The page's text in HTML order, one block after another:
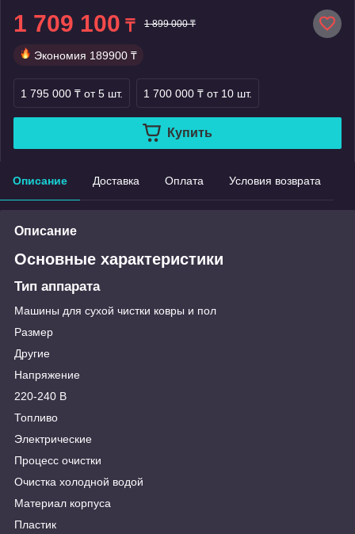
1 709 100 ₸ 1 899 000 ₸
Экономия 189900 ₸
1 795 000 ₸ от 5 шт. 1 700 000 ₸ от 10 шт.
Купить
Описание Доставка Оплата Условия возврата
Описание
Основные характеристики
Тип аппарата
Машины для сухой чистки ковры и пол
Размер
Другие
Напряжение
220-240 В
Топливо
Электрические
Процесс очистки
Очистка холодной водой
Материал корпуса
Пластик